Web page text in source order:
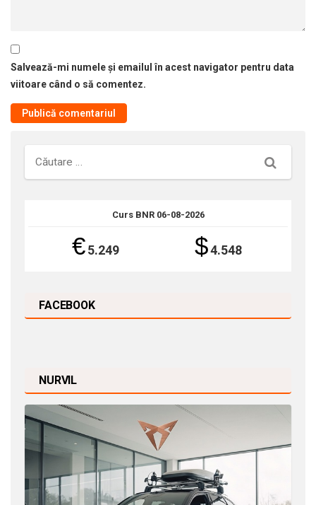
Salvează-mi numele și emailul în acest navigator pentru data
viitoare când o să comentez.
Căutare
Curs BNR 06-08-2026
€5.249 $4.548
FACEBOOK
NURVIL